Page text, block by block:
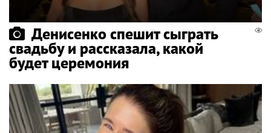
Денисенко спешит сыграть
свадьбу и рассказала, какой
будет церемония